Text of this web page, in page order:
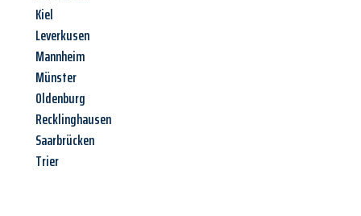
Kiel
Leverkusen
Mannheim
Münster
Oldenburg
Recklinghausen
Saarbrücken
Trier